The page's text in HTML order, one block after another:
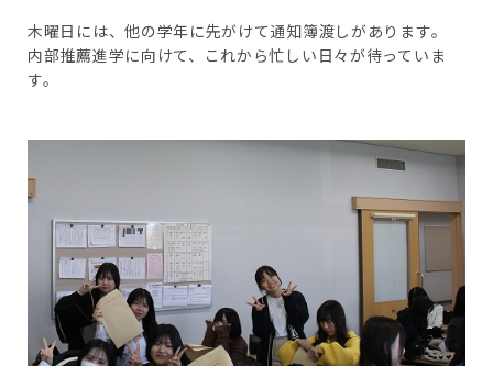
木曜日には、他の学年に先がけて通知簿渡しがあります。
内部推薦進学に向けて、これから忙しい日々が待っていま
す。